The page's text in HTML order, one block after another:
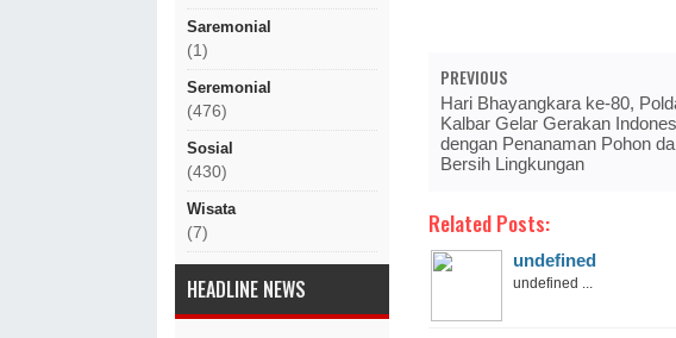
Saremonial
(1)
Seremonial
(476)
Sosial
(430)
Wisata
(7)
HEADLINE NEWS
PREVIOUS
Hari Bhayangkara ke-80,
Kalbar Gelar Gerakan
dengan Penanaman Pohon
Bersih Lingkungan
Related Posts:
undefined
undefined ...